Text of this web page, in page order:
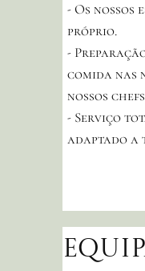
- Os nossos
próprio.
-
comida nas
nossos
- Serviço
adaptado a